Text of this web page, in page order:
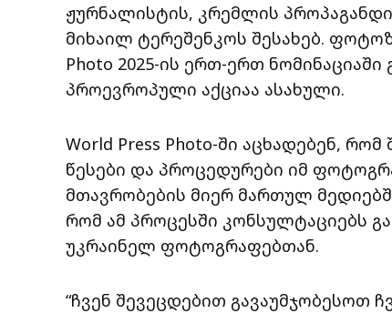
ჟურნალისტის, კრემლის
მიხაილ ტერეშენკოს შესახებ.
Photo 2025-ის ერთ-ერთ
პროევროპული აქციაა ასახული.
World Press Photo-ში აცხადებენ,
წესები და პროცედურები იმ
მთავრობების მიერ მართულ
რომ ამ პროცესში კონსულტაციებს
უკრაინელ ფოტოგრაფებთან.
“ჩვენ შევეცდებით გავაუმჯობესოთ